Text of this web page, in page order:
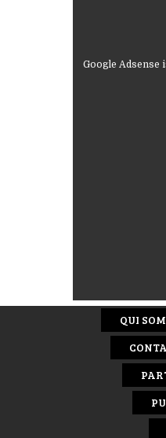
Google Adsense
QUI